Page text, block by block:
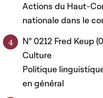
Actions du Haut-
nationale dans le
N° 0212 Fred Keup
Culture
Politique
en général